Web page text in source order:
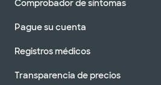
Comprobador de síntomas
Pague su cuenta
Registros médicos
Transparencia de precios